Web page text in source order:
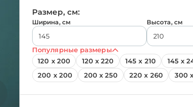
Размер, см:
Ширина, см Высота, см
Популярные размеры
120 х 200
120 х 220 145 х 210 145 х
200 х 200
200 х 250 220 х 260 300